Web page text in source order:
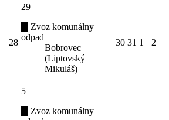
28
29
Zvoz komunálny
odpad
Bobrovec
(Liptovský
Mikuláš)
30 31 1 2
5
Zvoz komunálny